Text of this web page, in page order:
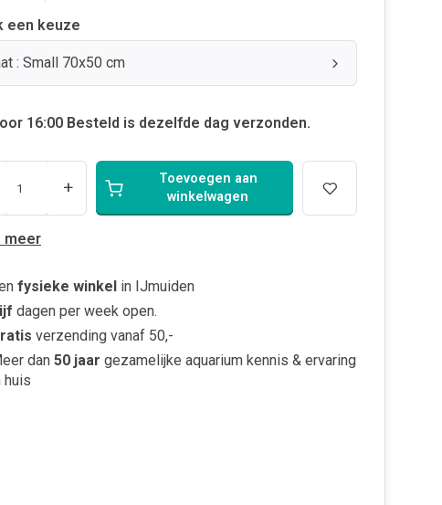
een keuze
: Small 70x50 cm
16:00 Besteld is dezelfde dag verzonden.
+
Toevoegen aan
winkelwagen
meer
fysieke winkel in IJmuiden
dagen per week open.
verzending vanaf 50,-
dan 50 jaar gezamelijke aquarium kennis & ervaring
huis